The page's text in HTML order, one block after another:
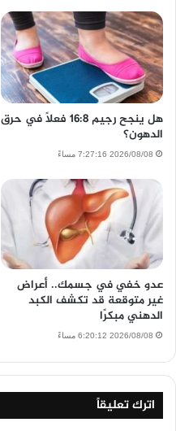
هل ينجح رجيم 16:8 فعلًا في حرق
الدهون؟
2026/08/08 7:27:16 مساءً
عدو خفي في جسمك.. أعراض
غير متوقعة قد تكشف الكبد
الدهني مبكرًا
2026/08/08 6:20:12 مساءً
اترك تعليقاً